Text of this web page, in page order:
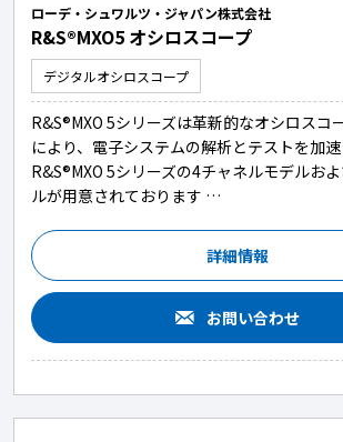
ローデ・シュワルツ・ジャパン株式会社
R&S®MXO5 オシロスコープ
デジタルオシロスコープ
R&S®MXO 5シリーズは革新的なオシロスコ
により、電子システムの解析とテストを加速
R&S®MXO 5シリーズの4チャネルモデルお
ルが用意されております …
詳細情報
お問い合わせ